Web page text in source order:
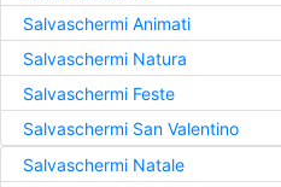
Salvaschermi Animati
Salvaschermi Natura
Salvaschermi Feste
Salvaschermi San Valentino
Salvaschermi Natale